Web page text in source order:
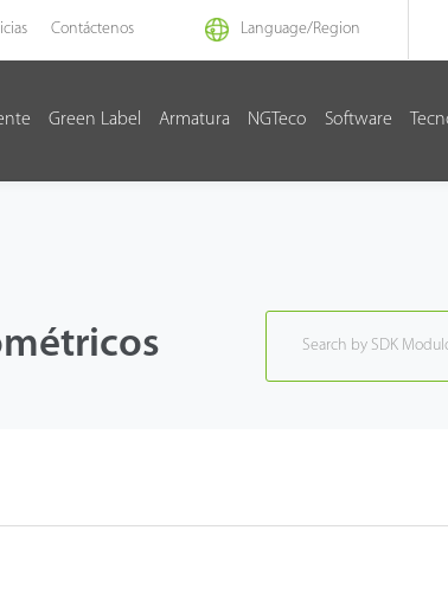
Contáctenos Language/Region
Green Label Armatura NGTeco Software